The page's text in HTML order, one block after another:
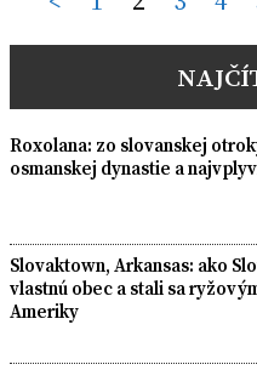
pagination
Roxolana: zo slovanskej
osmanskej dynastie a
Slovaktown, Arkansas: ako
vlastnú obec a stali sa
Ameriky